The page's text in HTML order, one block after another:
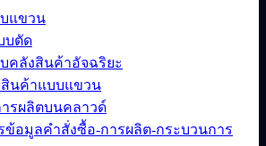
บแขวน
บตัด
บคลังสินค้าอัจฉริยะ
สินค้าแบบแขวน
ารผลิตบนคลาวด์
อมูลคำสั่งซื้อ-การผลิต-กระบวนการ